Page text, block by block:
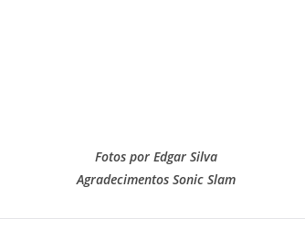
Fotos por Edgar Silva
Agradecimentos Sonic Slam